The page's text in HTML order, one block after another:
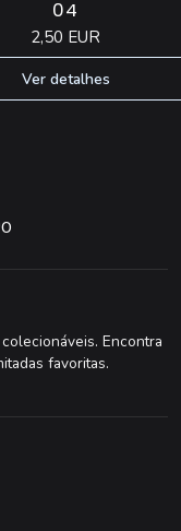
04
2,50 EUR
Ver detalhes
Encontra
favoritas.